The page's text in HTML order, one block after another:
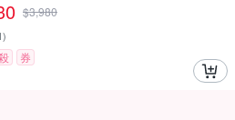
$3,980
)
券